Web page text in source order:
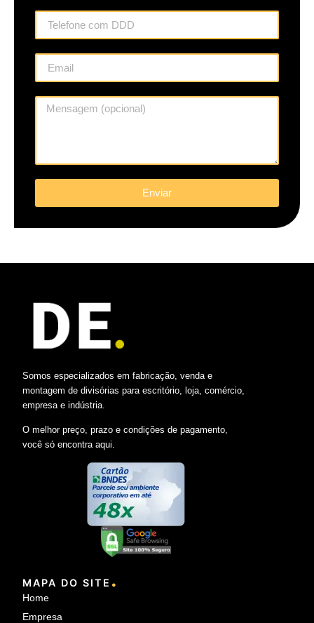
Enviar
Somos especializados em fabricação, venda e
montagem de divisórias para escritório, loja, comércio,
empresa e indústria.
O melhor preço, prazo e condições de pagamento,
você só encontra aqui.
MAPA DO SITE .
Home
Empresa